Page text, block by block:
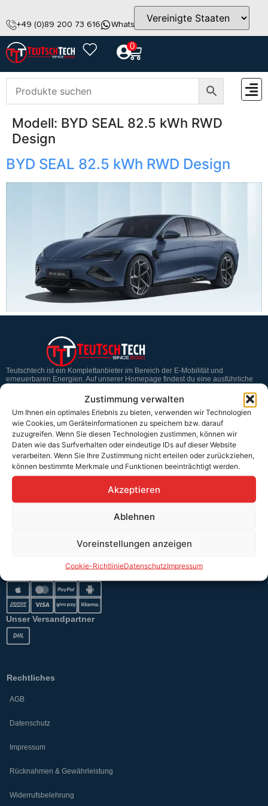
Zustimmung verwalten
Um Ihnen ein optimales Erlebnis zu bieten, verwenden wir Technologien
wie Cookies, um Geräteinformationen zu speichern bzw. darauf
zuzugreifen. Wenn Sie diesen Technologien zustimmen, können wir
Daten wie das Surfverhalten oder eindeutige IDs auf dieser Website
verarbeiten. Wenn Sie Ihre Zustimmung nicht erteilen oder zurückziehen,
können bestimmte Merkmale und Funktionen beeinträchtigt werden.
Akzeptieren
Ablehnen
Voreinstellungen anzeigen
Cookie-RichtlinieDatenschutzImpressum
+49 (0)89 200 73 616 WhatsApp info@teutschtech.com
0
Modell: BYD SEAL 82.5 kWh RWD
Design
BYD SEAL 82.5 kWh RWD Design
Teutschtech ist ein Komplettanbieter im Bereich der E-Mobilität und
erneuerbaren Energien. Auf unserer Homepage findest du eine ausführliche
Service & Hilfe
Kontakt
Widerrufsbelehrung
Rücknahmen & Gewährleistung
Sicher bezahlen
Unser Versandpartner
Rechtliches
AGB
Datenschutz
Impressum
Rücknahmen & Gewährleistung
Widerrufsbelehrung